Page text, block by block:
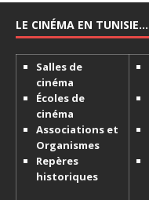
LE CINÉMA EN TUNISIE…
Salles de
cinéma
Écoles de
cinéma
Associations et
Organismes
Repères
historiques